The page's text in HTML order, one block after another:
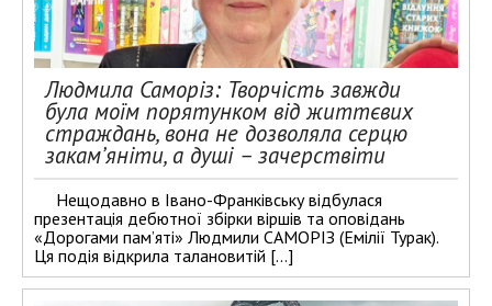
Людмила Саморіз: Творчість завжди
була моїм порятунком від життєвих
страждань, вона не дозволяла серцю
закам’яніти, а душі – зачерствіти
Нещодавно в Івано-Франківську відбулася
презентація дебютної збірки віршів та оповідань
«Дорогами пам’яті» Людмили САМОРІЗ (Емілії Турак).
Ця подія відкрила талановитій […]